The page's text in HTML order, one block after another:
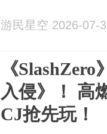
游民星空 2026-07-
《
入侵》！ 高
CJ抢先玩！